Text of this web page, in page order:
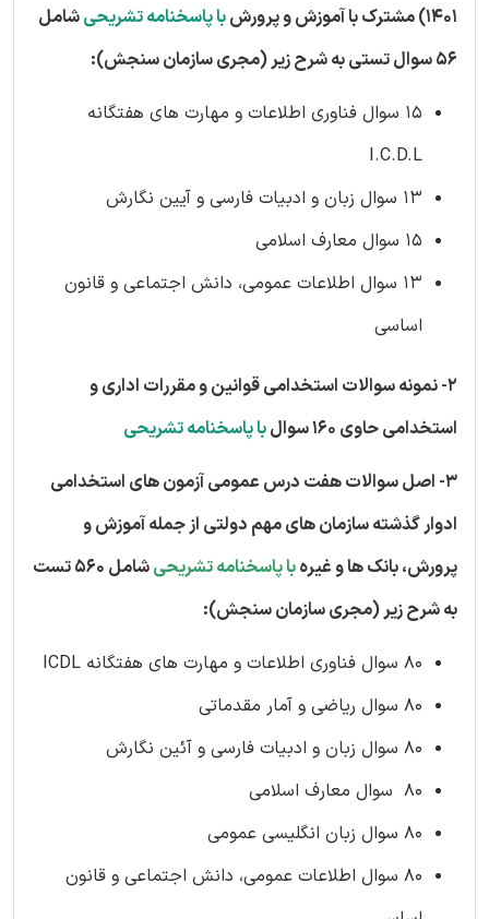
1401) مشترک با آموزش و پرورش
با پاسخنامه تشریحیشامل
56 سوال تستی به شرح زیر (مجری سازمان سنجش):
15 سوال فناوری اطلاعات و مهارت های هفتگانه
I.C.D.L
13 سوال زبان و ادبیات فارسی و آیین نگارش
15 سوال معارف اسلامی
13 سوال اطلاعات عمومی، دانش اجتماعی و قانون
اساسی
2- نمونه سوالات استخدامی قوانین و مقررات اداری و
استخدامی حاوی 160 سوال
با پاسخنامه تشریحی
3- اصل سوالات هفت درس عمومی آزمون های استخدامی
ادوار گذشته سازمان های مهم دولتی از جمله آموزش و
پرورش، بانک ها و غیرهبا پاسخنامه تشریحی
شامل 560 تست
به شرح زیر (مجری سازمان سنجش):
80 سوال فناوری اطلاعات و مهارت های هفتگانه ICDL
80 سوال ریاضی و آمار مقدماتی
80 سوال زبان و ادبیات فارسی و آئین نگارش
80 سوال معارف اسلامی
80 سوال زبان انگلیسی عمومی
80 سوال اطلاعات عمومی، دانش اجتماعی و قانون